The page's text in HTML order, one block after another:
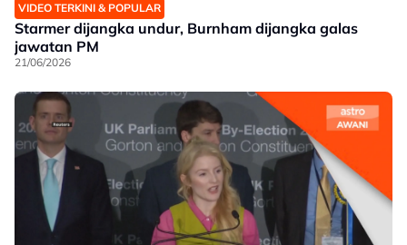
VIDEO TERKINI & POPULAR
Starmer dijangka undur, Burnham dijangka galas
jawatan PM
21/06/2026